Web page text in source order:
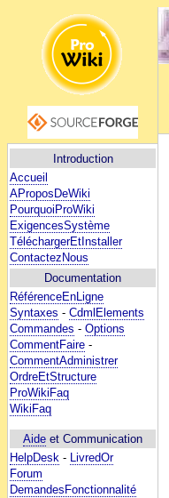
Introduction
Accueil
AProposDeWiki
PourquoiProWiki
ExigencesSystème
TéléchargerEtInstaller
ContactezNous
Documentation
RéférenceEnLigne
Syntaxes - CdmlElements
Commandes - Options
CommentFaire -
CommentAdministrer
OrdreEtStructure
ProWikiFaq
WikiFaq
Aide et Communication
HelpDesk - LivredOr
Forum
DemandesFonctionnalité